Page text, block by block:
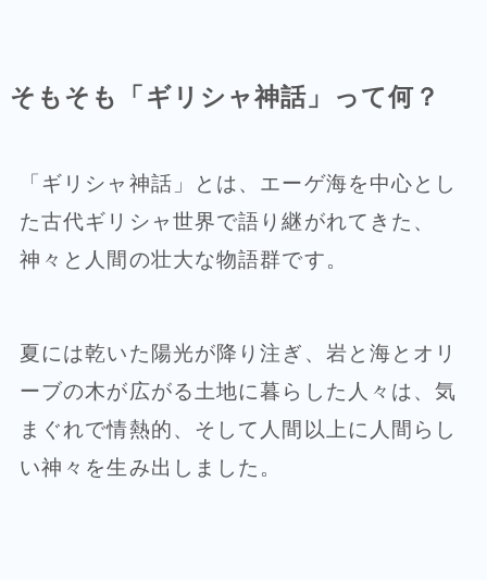
そもそも「ギリシャ神話」って何？
「ギリシャ神話」とは、エーゲ海を中心とし
た古代ギリシャ世界で語り継がれてきた、
神々と人間の壮大な物語群です。
夏には乾いた陽光が降り注ぎ、岩と海とオリ
ーブの木が広がる土地に暮らした人々は、気
まぐれで情熱的、そして人間以上に人間らし
い神々を生み出しました。